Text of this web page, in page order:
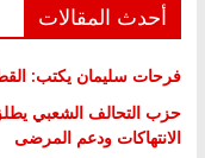
أحدث المقالات
فرحات سليمان يكتب:
حزب التحالف الشعبي
الانتهاكات ودعم المرضى